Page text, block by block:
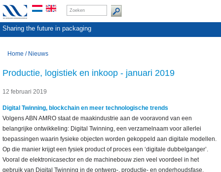
Sharing the future in packaging
Home / Nieuws
Productie, logistiek en inkoop - januari 2019
12 februari 2019
Digital Twinning, blockchain en meer technologische trends
Volgens ABN AMRO staat de maakindustrie aan de vooravond van een
belangrijke ontwikkeling: Digital Twinning, een verzamelnaam voor allerlei
toepassingen waarin fysieke objecten worden gekoppeld aan digitale modellen.
Op die manier krijgt een fysiek product of proces een ‘digitale dubbelganger’.
Vooral de elektronicasector en de machinebouw zien veel voordeel in het
gebruik van Digital Twinning in de ontwerp-, productie- en onderhoudsfase.